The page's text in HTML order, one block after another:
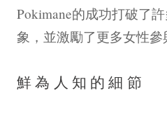
Pokimane的成功打破了
象，並激勵了更多女性參
鮮為人知的細節